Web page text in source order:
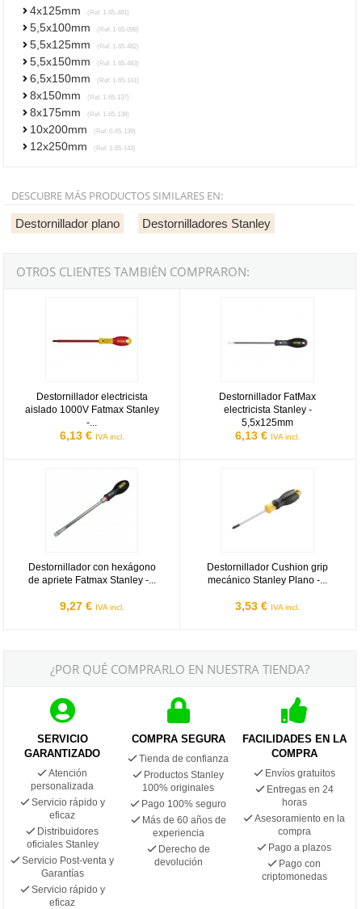
4x125mm (Ref. 1-65-481)
5,5x100mm (Ref. 1-65-098)
5,5x125mm (Ref. 1-65-482)
5,5x150mm (Ref. 1-65-483)
6,5x150mm (Ref. 1-65-141)
8x150mm (Ref. 1-65-137)
8x175mm (Ref. 1-65-138)
10x200mm (Ref. 0-65-139)
12x250mm (Ref. 1-65-143)
DESCUBRE MÁS PRODUCTOS SIMILARES EN:
Destornillador plano Destornilladores Stanley
OTROS CLIENTES TAMBIÉN COMPRARON:
Destornillador electricista
aislado 1000V Fatmax Stanley
-...
6,13 € IVA incl.
Destornillador FatMax
electricista Stanley -
5,5x125mm
6,13 € IVA incl.
Destornillador con hexágono
de apriete Fatmax Stanley -...
9,27 € IVA incl.
Destornillador Cushion grip
mecánico Stanley Plano -...
3,53 € IVA incl.
¿POR QUÉ COMPRARLO EN NUESTRA TIENDA?
SERVICIO
GARANTIZADO
Atención
personalizada
Servicio rápido y
eficaz
Distribuidores
oficiales Stanley
Servicio Post-venta y
Garantías
Servicio rápido y
eficaz
COMPRA SEGURA
Tienda de confianza
Productos Stanley
100% originales
Pago 100% seguro
Más de 60 años de
experiencia
Derecho de
devolución
FACILIDADES EN LA
COMPRA
Envíos gratuitos
Entregas en 24
horas
Asesoramiento en la
compra
Pago a plazos
Pago con
criptomonedas